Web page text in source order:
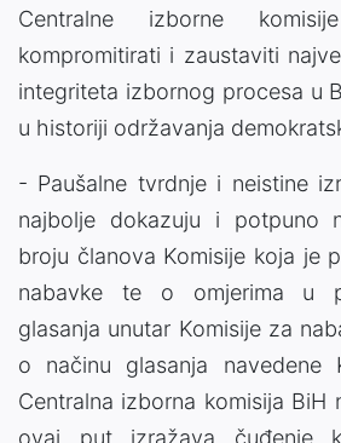
Centralne izborne
kompromitirati i zaustaviti
integriteta izbornog procesa u
u historiji održavanja
- Paušalne tvrdnje i neistine
najbolje dokazuju i potpuno
broju članova Komisije koja je
nabavke te o omjerima u
glasanja unutar Komisije za
o načinu glasanja navedene
Centralna izborna komisija BiH
ovaj put izražava čuđenje